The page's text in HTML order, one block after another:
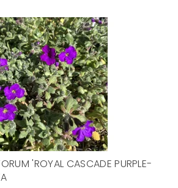
'ROYAL CASCADE PURPLE-